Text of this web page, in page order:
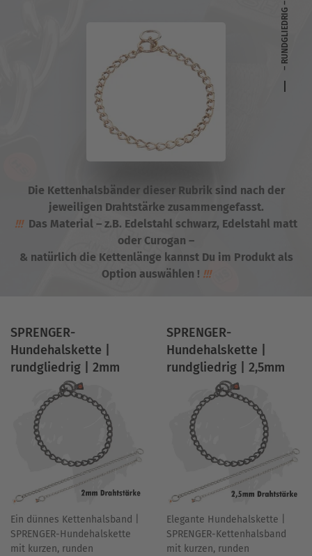
Die Kettenhalsbänder dieser Rubrik sind nach der
jeweiligen Drahtstärke zusammengefasst.
!!!Das Material – z.B. Edelstahl schwarz, Edelstahl matt
oder Curogan –
& natürlich die Kettenlänge kannst Du im Produkt als
Option auswählen ! !!!
– RUNDGLIEDRIG –
SPRENGER-
Hundehalskette |
rundgliedrig | 2mm
Ein dünnes Kettenhalsband |
SPRENGER-Hundehalskette
mit kurzen, runden
SPRENGER-
Hundehalskette |
rundgliedrig | 2,5mm
Elegante Hundehalskette |
SPRENGER-Kettenhalsband
mit kurzen, runden